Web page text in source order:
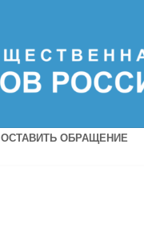
ОСТАВИТЬ ОБРАЩЕНИЕ